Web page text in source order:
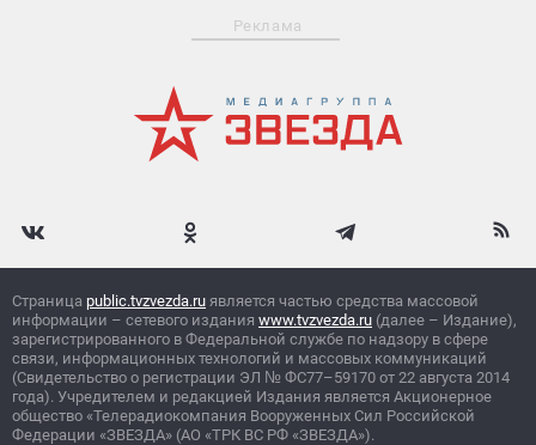
Реклама
Страница public.tvzvezda.ru является частью средства массовой
информации – сетевого издания www.tvzvezda.ru (далее – Издание),
зарегистрированного в Федеральной службе по надзору в сфере
связи, информационных технологий и массовых коммуникаций
(Свидетельство о регистрации ЭЛ № ФС77–59170 от 22 августа 2014
года). Учредителем и редакцией Издания является Акционерное
общество «Телерадиокомпания Вооруженных Сил Российской
Федерации «ЗВЕЗДА» (АО «ТРК ВС РФ «ЗВЕЗДА»).